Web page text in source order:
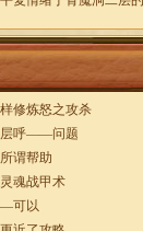
修炼怒之攻杀
层呼——问题
谓帮助
魂战甲术
可以